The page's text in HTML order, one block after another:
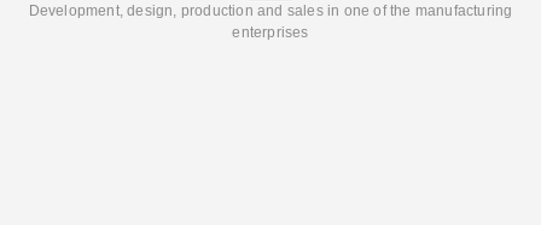
Development, design, production and sales in one of the manufacturing
enterprises